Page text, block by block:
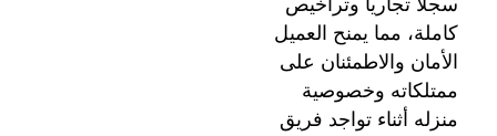
سجلاً تجارياً وتراخيص
كاملة، مما يمنح العميل
الأمان والاطمئنان على
ممتلكاته وخصوصية
منزله أثناء تواجد فريق